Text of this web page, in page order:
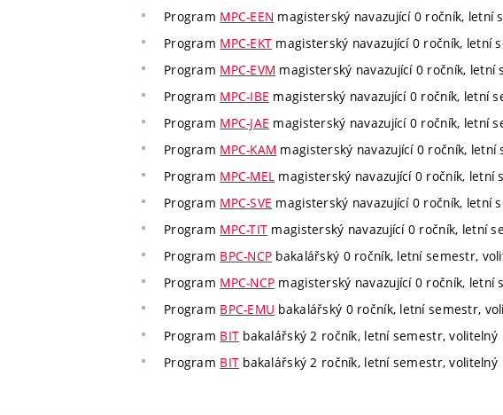
Program MPC-EEN magisterský navazující 0 ročník, letní
Program MPC-EKT magisterský navazující 0 ročník, letní
Program MPC-EVM magisterský navazující 0 ročník, letní
Program MPC-IBE magisterský navazující 0 ročník, letní
Program MPC-JAE magisterský navazující 0 ročník, letní
Program MPC-KAM magisterský navazující 0 ročník, letní
Program MPC-MEL magisterský navazující 0 ročník, letní
Program MPC-SVE magisterský navazující 0 ročník, letní
Program MPC-TIT magisterský navazující 0 ročník, letní
Program BPC-NCP bakalářský 0 ročník, letní semestr,
Program MPC-NCP magisterský navazující 0 ročník, letní
Program BPC-EMU bakalářský 0 ročník, letní semestr,
Program BIT bakalářský 2 ročník, letní semestr, volitelný
Program BIT bakalářský 2 ročník, letní semestr, volitelný